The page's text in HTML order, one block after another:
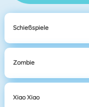
Schießspiele
Zombie
Xiao Xiao